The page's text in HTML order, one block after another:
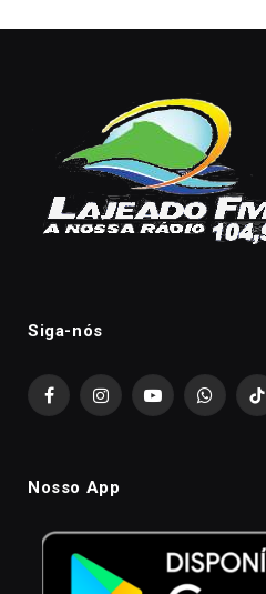
Siga-nós
FacebookInstagramYouTube
Nosso App